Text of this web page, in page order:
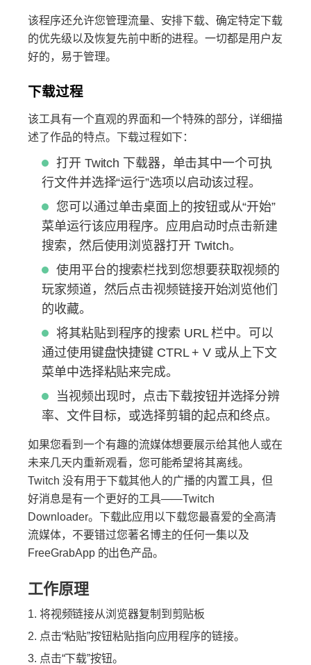
该程序还允许您管理流量、安排下载、确定特定下载
的优先级以及恢复先前中断的进程。一切都是用户友
好的，易于管理。
下载过程
该工具有一个直观的界面和一个特殊的部分，详细描
述了作品的特点。下载过程如下：
打开 Twitch 下载器，单击其中一个可执
行文件并选择“运行”选项以启动该过程。
您可以通过单击桌面上的按钮或从“开始”
菜单运行该应用程序。应用启动时点击新建
搜索，然后使用浏览器打开 Twitch。
使用平台的搜索栏找到您想要获取视频的
玩家频道，然后点击视频链接开始浏览他们
的收藏。
将其粘贴到程序的搜索 URL 栏中。可以
通过使用键盘快捷键 CTRL + V 或从上下文
菜单中选择粘贴来完成。
当视频出现时，点击下载按钮并选择分辨
率、文件目标，或选择剪辑的起点和终点。
如果您看到一个有趣的流媒体想要展示给其他人或在
未来几天内重新观看，您可能希望将其离线。
Twitch 没有用于下载其他人的广播的内置工具，但
好消息是有一个更好的工具——Twitch
Downloader。下载此应用以下载您最喜爱的全高清
流媒体，不要错过您著名博主的任何一集以及
FreeGrabApp 的出色产品。
工作原理
将视频链接从浏览器复制到剪贴板
点击“粘贴”按钮粘贴指向应用程序的链接。
点击“下载”按钮。